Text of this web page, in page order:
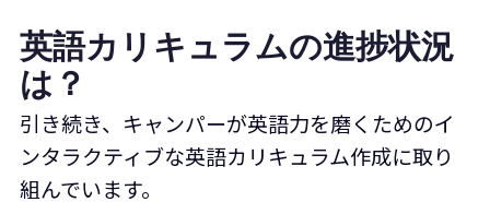
英語カリキュラムの進捗状況
は？
引き続き、キャンパーが英語力を磨くためのイ
ンタラクティブな英語カリキュラム作成に取り
組んでいます。